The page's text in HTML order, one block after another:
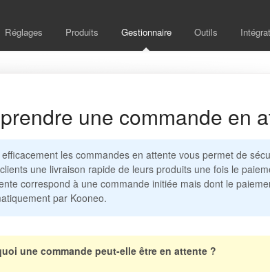
Réglages Produits Gestionnaire Outils
une commande en
les commandes en attente vous permet de
une livraison rapide de leurs produits une fois le
correspond à une commande initiée mais dont le
par Kooneo.
une commande peut-elle être en attente ?